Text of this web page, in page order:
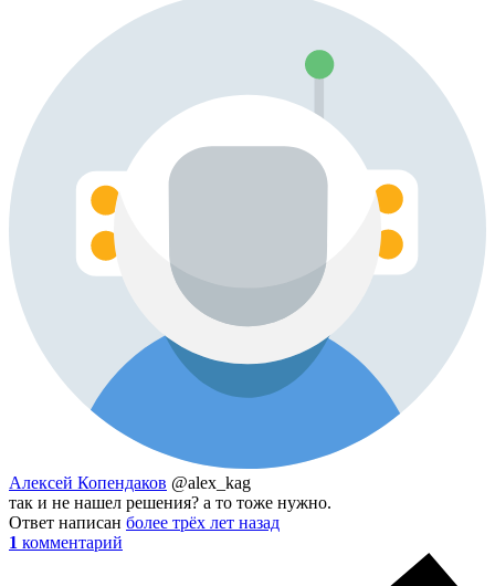
Алексей Копендаков @alex_kag
так и не нашел решения? а то тоже нужно.
Ответ написан более трёх лет назад
1 комментарий